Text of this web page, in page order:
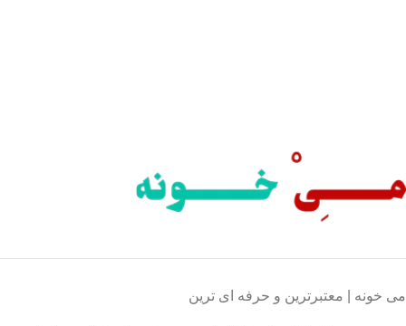
می خونه | معتبرترین و حرفه ای ترین